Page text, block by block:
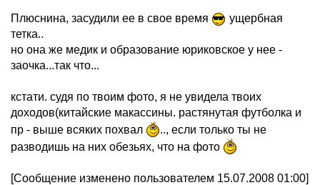
Плюснина, засудили ее в свое время
ущербная
тетка..
но она же медик и образование юриковское у нее -
заочка...так что...
кстати. судя по твоим фото, я не увидела твоих
доходов(китайские макассины. растянутая футболка и
пр - выше всяких похвал
.., если только ты не
разводишь на них обезьях, что на фото
[Сообщение изменено пользователем 15.07.2008 01:00]